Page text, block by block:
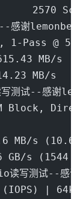
2570
谢
1-Pass @
MB/s
MB/s
试--感谢
Block,
度
s
s (1544
写测试--感
|